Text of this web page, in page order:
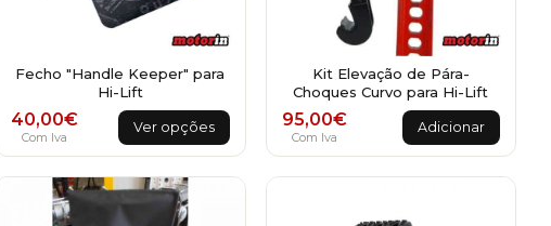
Fecho "Handle Keeper" para
Hi-Lift
40,00€
Com Iva
Ver opções
This
product
has
multiple
variants.
The
Kit Elevação de Pára-
Choques Curvo para Hi-Lift
95,00€
Com Iva
Adicionar